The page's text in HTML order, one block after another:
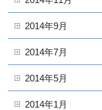
2014年9月
2014年7月
2014年5月
2014年1月